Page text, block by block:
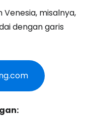
misalnya,
dengan garis